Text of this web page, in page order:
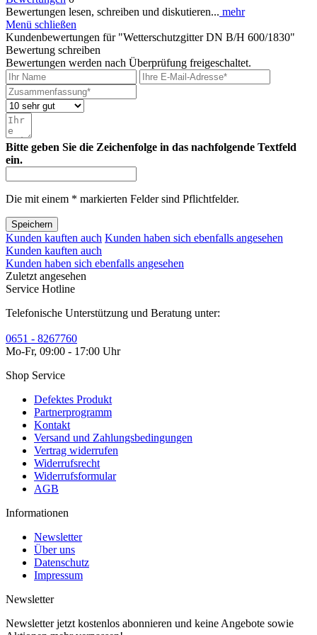
Bewertungen lesen, schreiben und diskutieren... mehr
Menü schließen
Kundenbewertungen für "Wetterschutzgitter DN B/H 600/1830"
Bewertung schreiben
Bewertungen werden nach Überprüfung freigeschaltet.
Bitte geben Sie die Zeichenfolge in das nachfolgende Textfeld
ein.
Die mit einem * markierten Felder sind Pflichtfelder.
Speichern
Kunden kauften auch Kunden haben sich ebenfalls angesehen
Kunden kauften auch
Kunden haben sich ebenfalls angesehen
Zuletzt angesehen
Service Hotline
Telefonische Unterstützung und Beratung unter:
0651 - 8267760
Mo-Fr, 09:00 - 17:00 Uhr
Shop Service
Defektes Produkt
Partnerprogramm
Kontakt
Versand und Zahlungsbedingungen
Vertrag widerrufen
Widerrufsrecht
Widerrufsformular
AGB
Informationen
Newsletter
Über uns
Datenschutz
Impressum
Newsletter
Newsletter jetzt kostenlos abonnieren und keine Angebote sowie